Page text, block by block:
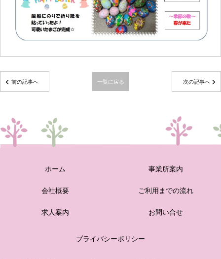
前の記事へ 一覧に戻る 次の記事へ
ホーム 事業所案内
会社概要 ご利用までの流れ
求人案内 お問い合せ
プライバシーポリシー